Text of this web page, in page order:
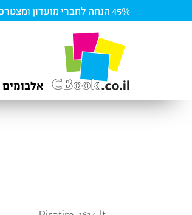
45% הנחה לחברי מועדון ומצטרפים חדשים |
אלבומים